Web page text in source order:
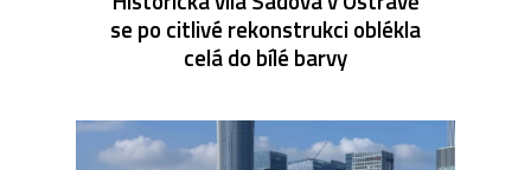
se po citlivé rekonstrukci oblékla
celá do bílé barvy